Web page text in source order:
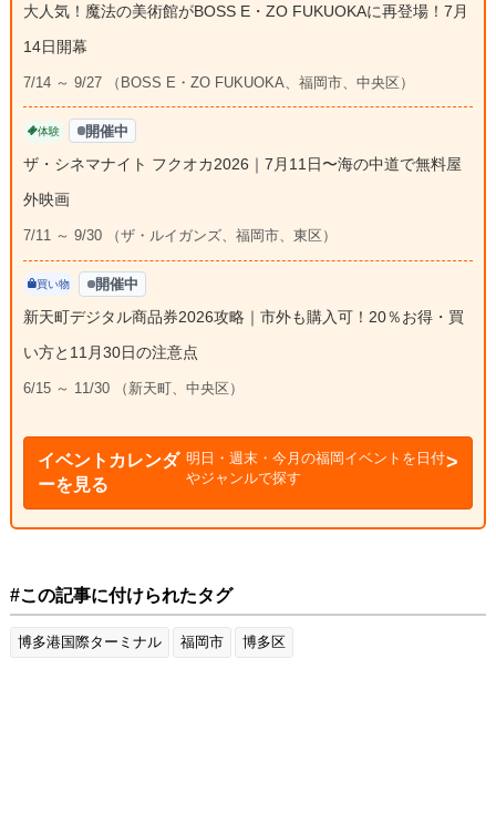
大人気！魔法の美術館がBOSS E・ZO FUKUOKAに再登場！7月
14日開幕
7/14 ～ 9/27 （BOSS E・ZO FUKUOKA、福岡市、中央区）
体験 開催中
ザ・シネマナイト フクオカ2026｜7月11日〜海の中道で無料屋
外映画
7/11 ～ 9/30 （ザ・ルイガンズ、福岡市、東区）
買い物 開催中
新天町デジタル商品券2026攻略｜市外も購入可！20％お得・買
い方と11月30日の注意点
6/15 ～ 11/30 （新天町、中央区）
イベントカレンダ
ーを見る
明日・週末・今月の福岡イベントを日付
やジャンルで探す
#この記事に付けられたタグ
博多港国際ターミナル 福岡市 博多区